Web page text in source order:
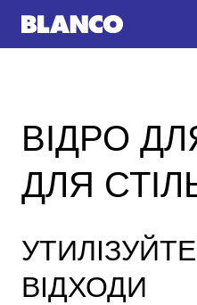
ВІДРО
ДЛЯ
ВІДХОДИ